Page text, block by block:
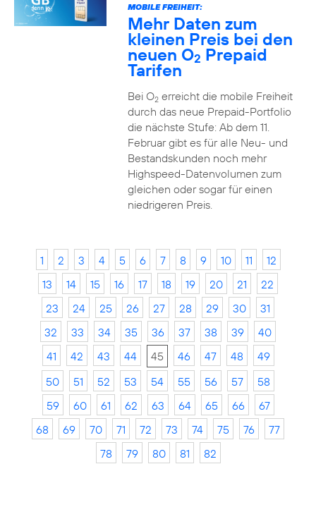
MOBILE FREIHEIT:
Mehr Daten zum
kleinen Preis bei den
neuen O2 Prepaid
Tarifen
Bei O2erreicht die mobile Freiheit
durch das neue Prepaid-Portfolio
die nächste Stufe: Ab dem 11.
Februar gibt es für alle Neu- und
Bestandskunden noch mehr
Highspeed-Datenvolumen zum
gleichen oder sogar für einen
niedrigeren Preis.
1 2 3 4 5 6 7 8 9 10 11
12
13
14 15 16 17 18 19 20 21
22
23
24 25 26 27 28 29 30
31
32
33 34 35 36 37 38 39
40
41
42 43 44 45 46 47 48
49
50
51 52 53 54 55 56 57
58
59
60 61 62 63 64 65 66
67
68
69 70 71 72 73 74 75 76
77
78
79 80 81 82